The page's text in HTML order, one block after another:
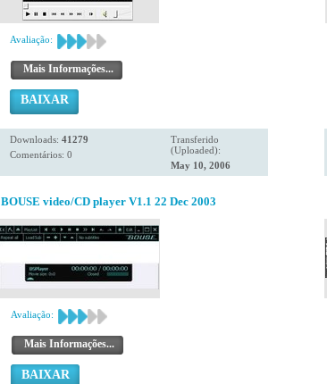
Avaliação:
Mais Informações...
BAIXAR
Downloads: 41279
Comentários: 0
Transferido
(Uploaded):
May 10, 2006
BOUSE video/CD player V1.1 22 Dec 2003
Avaliação:
Mais Informações...
BAIXAR